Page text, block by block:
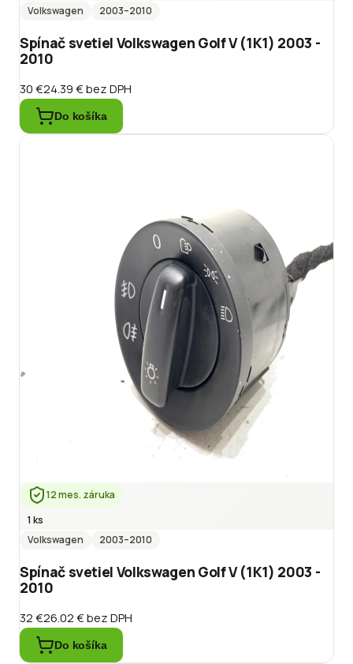
Volkswagen 2003–2010
Spínač svetiel Volkswagen Golf V (1K1) 2003 -
2010
30 €24.39 €bez DPH
Do košíka
12 mes. záruka
1 ks
Volkswagen
2003–2010
Spínač svetiel Volkswagen Golf V (1K1) 2003 -
2010
32 €26.02 €bez DPH
Do košíka